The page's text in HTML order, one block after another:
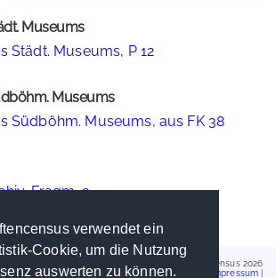
verwendet ein
Cookie, um die Nutzung
auswerten zu können.
Museums
Städt. Museums, P 12
Museums
Südböhm. Museums, aus FK 38
Fragm. 2
Handschriftencensus 2026
Impressum